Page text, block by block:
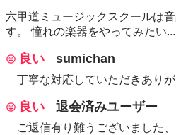
六甲道ミュージックスクールは
す。 憧れの楽器をやってみたい...
良い sumichan
丁寧な対応していただきありが
良い 退会済みユーザー
ご返信有り難うございました、